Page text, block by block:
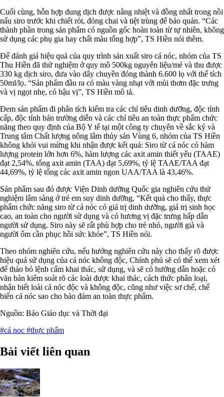
Cuối cùng, hỗn hợp dung dịch được nâng nhiệt và đồng nhất trong nồi
nấu siro trước khi chiết rót, đóng chai và tiệt trùng để bảo quản. “Các
thành phần trong sản phẩm có nguồn gốc hoàn toàn từ tự nhiên, không
sử dụng các phụ gia hay chất màu tổng hợp”, TS Hiền nói thêm.
Để đánh giá hiệu quả của quy trình sản xuất siro cá nóc, nhóm của TS
Thu Hiền đã thử nghiệm ở quy mô 500kg nguyên liệu/mẻ và thu được
330 kg dịch siro, đưa vào dây chuyền đóng thành 6.600 lọ với thể tích
50ml/lọ. “Sản phẩm đầu ra có màu vàng nhạt với mùi thơm đặc trưng
và vị ngọt nhẹ, có hậu vị”, TS Hiền mô tả.
Đem sản phẩm đi phân tích kiểm tra các chỉ tiêu dinh dưỡng, độc tính
cấp, độc tính bán trường diễn và các chỉ tiêu an toàn thực phẩm chức
năng theo quy định của Bộ Y tế tại một công ty chuyên về sắc ký và
Trung tâm Chất lượng nông lâm thủy sản Vùng 6, nhóm của TS Hiền
không khỏi vui mừng khi nhận được kết quả: Siro từ cá nóc có hàm
lượng protein lớn hơn 6%, hàm lượng các axit amin thiết yếu (TAAE)
đạt 2,54%, tổng axit amin (TAA) đạt 5,69%, tỷ lệ TAAE/TAA đạt
44,69%, tỷ lệ tổng các axit amin ngon UAA/TAA là 43,46%.
Sản phẩm sau đó được Viện Dinh dưỡng Quốc gia nghiên cứu thử
nghiệm lâm sàng ở trẻ em suy dinh dưỡng, “Kết quả cho thấy, thực
phẩm chức năng siro từ cá nóc có giá trị dinh dưỡng, giá trị sinh học
cao, an toàn cho người sử dụng và có hương vị đặc trưng hấp dẫn
người sử dụng. Siro này sẽ rất phù hợp cho trẻ nhỏ, người già và
người ốm cần phục hồi sức khỏe”, TS Hiền nói.
Theo nhóm nghiên cứu, nếu hướng nghiên cứu này cho thấy rõ được
hiệu quả sử dụng của cá nóc không độc, Chính phủ sẽ có thể xem xét
để tháo bỏ lệnh cấm khai thác, sử dụng, và sẽ có hướng dẫn hoặc có
văn bản kiểm soát rõ các loài được khai thác, cách thức phân loại,
nhận biết loài cá nóc độc và không độc, cũng như việc sơ chế, chế
biến cá nóc sao cho bảo đảm an toàn thực phẩm.
Nguồn: Báo Giáo dục và Thời đại
#cá noc #thực phẩm
Bài viết liên quan